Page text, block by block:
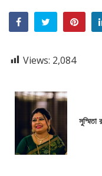
Views: 2,084
সুস্মিতা